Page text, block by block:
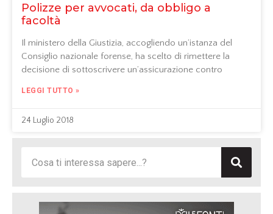
Polizze per avvocati, da obbligo a
facoltà
Il ministero della Giustizia, accogliendo un’istanza del
Consiglio nazionale forense, ha scelto di rimettere la
decisione di sottoscrivere un’assicurazione contro
LEGGI TUTTO »
24 Luglio 2018